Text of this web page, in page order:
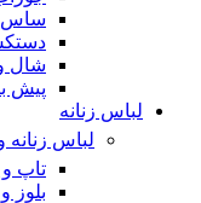
ساس
شال
پیش
لباس زنانه
لباس
تاپ
بلوز